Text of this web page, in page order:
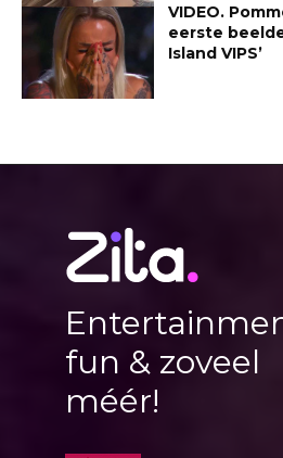
VIDEO.
eerste
Island VIPS’
fun & zoveel
méér!